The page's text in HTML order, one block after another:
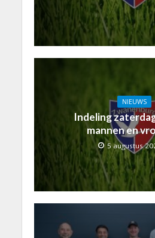
NIEUWS
Indeling
mannen en
5 augustus